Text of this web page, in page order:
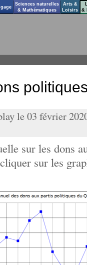
le 03 février
sur les dons
sur les
Sciences naturelles
& Mathématiques
Arts &
Loisirs
&